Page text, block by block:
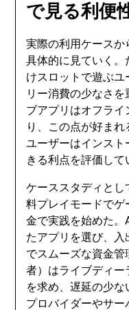
で見る利便
実際の利用ケース
具体的に見ていく
けスロットで遊ぶ
リー消費の少なさ
ブアプリはオフラ
り、この点が好ま
ユーザーはインス
きる利点を評価して
ケーススタディと
料プレイモードでゲ
金で実践を始めた。
たアプリを選び、入
でスムーズな資金管
者）はライブディ
を求め、遅延の少
プロバイダーやサー